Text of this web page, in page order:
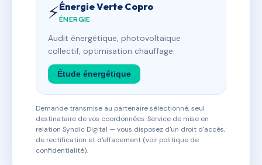
⚡Énergie Verte Copro
ÉNERGIE
Audit énergétique, photovoltaïque
collectif, optimisation chauffage.
Étude énergétique
Demande transmise au partenaire sélectionné, seul
destinataire de vos coordonnées. Service de mise en
relation Syndic Digital — vous disposez d'un droit d'accès,
de rectification et d'effacement (voir politique de
confidentialité).